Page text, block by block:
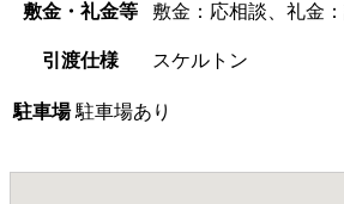
敷金・礼金等 敷金：応相談、礼金
引渡仕様 スケルトン
駐車場 駐車場あり